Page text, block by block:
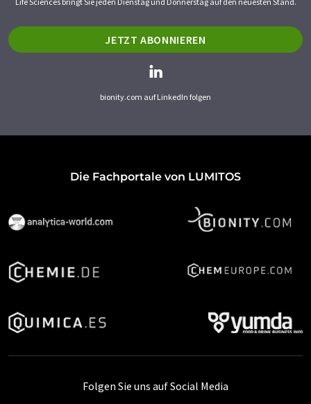
JETZT ABONNIEREN
bionity.com auf LinkedIn folgen
Die Fachportale von LUMITOS
Folgen Sie uns auf Social Media